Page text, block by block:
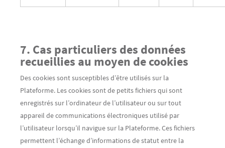
7. Cas particuliers des données
recueillies au moyen de cookies
Des cookies sont susceptibles d’être utilisés sur la
Plateforme. Les cookies sont de petits fichiers qui sont
enregistrés sur l’ordinateur de l’utilisateur ou sur tout
appareil de communications électroniques utilisé par
l’utilisateur lorsqu’il navigue sur la Plateforme. Ces fichiers
permettent l’échange d’informations de statut entre la